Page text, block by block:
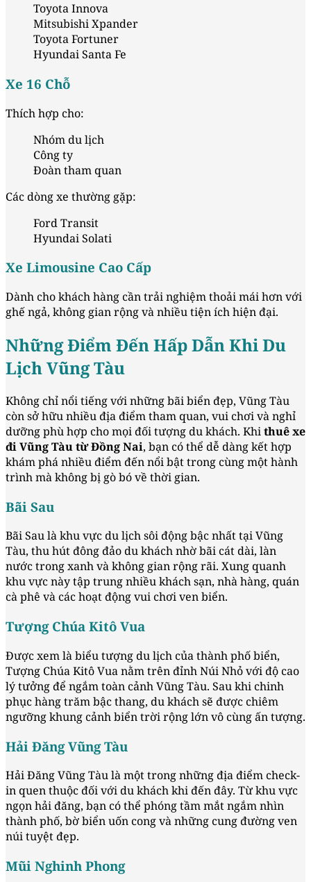
Toyota Innova
Mitsubishi Xpander
Toyota Fortuner
Hyundai Santa Fe
Xe 16 Chỗ
Thích hợp cho:
Nhóm du lịch
Công ty
Đoàn tham quan
Các dòng xe thường gặp:
Ford Transit
Hyundai Solati
Xe Limousine Cao Cấp
Dành cho khách hàng cần trải nghiệm thoải mái hơn với
ghế ngả, không gian rộng và nhiều tiện ích hiện đại.
Những Điểm Đến Hấp Dẫn Khi Du
Lịch Vũng Tàu
Không chỉ nổi tiếng với những bãi biển đẹp, Vũng Tàu
còn sở hữu nhiều địa điểm tham quan, vui chơi và nghỉ
dưỡng phù hợp cho mọi đối tượng du khách. Khithuê xe
đi Vũng Tàu từ Đồng Nai, bạn có thể dễ dàng kết hợp
khám phá nhiều điểm đến nổi bật trong cùng một hành
trình mà không bị gò bó về thời gian.
Bãi Sau
Bãi Sau là khu vực du lịch sôi động bậc nhất tại Vũng
Tàu, thu hút đông đảo du khách nhờ bãi cát dài, làn
nước trong xanh và không gian rộng rãi. Xung quanh
khu vực này tập trung nhiều khách sạn, nhà hàng, quán
cà phê và các hoạt động vui chơi ven biển.
Tượng Chúa Kitô Vua
Được xem là biểu tượng du lịch của thành phố biển,
Tượng Chúa Kitô Vua nằm trên đỉnh Núi Nhỏ với độ cao
lý tưởng để ngắm toàn cảnh Vũng Tàu. Sau khi chinh
phục hàng trăm bậc thang, du khách sẽ được chiêm
ngưỡng khung cảnh biển trời rộng lớn vô cùng ấn tượng.
Hải Đăng Vũng Tàu
Hải Đăng Vũng Tàu là một trong những địa điểm check-
in quen thuộc đối với du khách khi đến đây. Từ khu vực
ngọn hải đăng, bạn có thể phóng tầm mắt ngắm nhìn
thành phố, bờ biển uốn cong và những cung đường ven
núi tuyệt đẹp.
Mũi Nghinh Phong